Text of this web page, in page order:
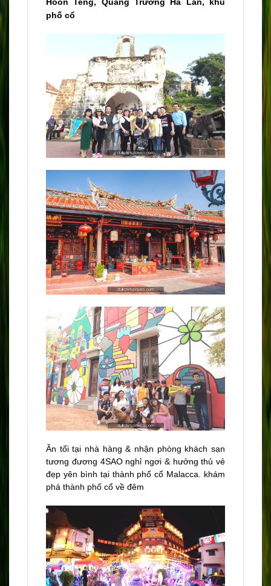
phố cổ
Ăn tối tại nhà hàng & nhận phòng khách sạn
tương đương 4SAO nghỉ ngơi & hưởng thủ vẻ
đẹp yên bình tại thành phố cổ Malacca. khám
phá thành phố cổ về đêm